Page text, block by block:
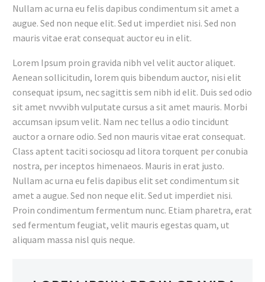
Nullam ac urna eu felis dapibus condimentum sit amet a
augue. Sed non neque elit. Sed ut imperdiet nisi. Sed non
mauris vitae erat consequat auctor eu in elit.
Lorem Ipsum proin gravida nibh vel velit auctor aliquet.
Aenean sollicitudin, lorem quis bibendum auctor, nisi elit
consequat ipsum, nec sagittis sem nibh id elit. Duis sed odio
sit amet nvvvibh vulputate cursus a sit amet mauris. Morbi
accumsan ipsum velit. Nam nec tellus a odio tincidunt
auctor a ornare odio. Sed non mauris vitae erat consequat.
Class aptent taciti sociosqu ad litora torquent per conubia
nostra, per inceptos himenaeos. Mauris in erat justo.
Nullam ac urna eu felis dapibus elit set condimentum sit
amet a augue. Sed non neque elit. Sed ut imperdiet nisi.
Proin condimentum fermentum nunc. Etiam pharetra, erat
sed fermentum feugiat, velit mauris egestas quam, ut
aliquam massa nisl quis neque.